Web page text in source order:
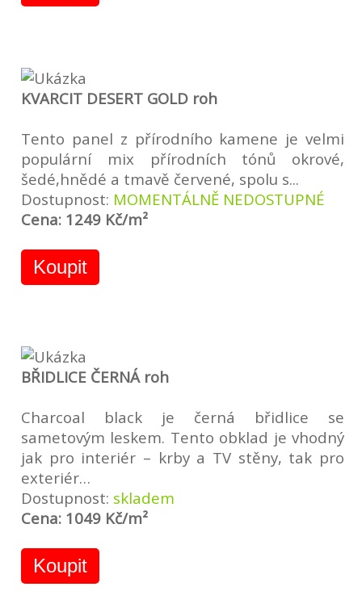
KVARCIT DESERT GOLD roh
Tento panel z přírodního kamene je velmi
populární mix přírodních tónů okrové,
šedé,hnědé a tmavě červené, spolu s...
Dostupnost: MOMENTÁLNĚ NEDOSTUPNÉ
Cena: 1249 Kč/m²
Koupit
BŘIDLICE ČERNÁ roh
Charcoal black je černá břidlice se
sametovým leskem. Tento obklad je vhodný
jak pro interiér – krby a TV stěny, tak pro
exteriér…
Dostupnost: skladem
Cena: 1049 Kč/m²
Koupit